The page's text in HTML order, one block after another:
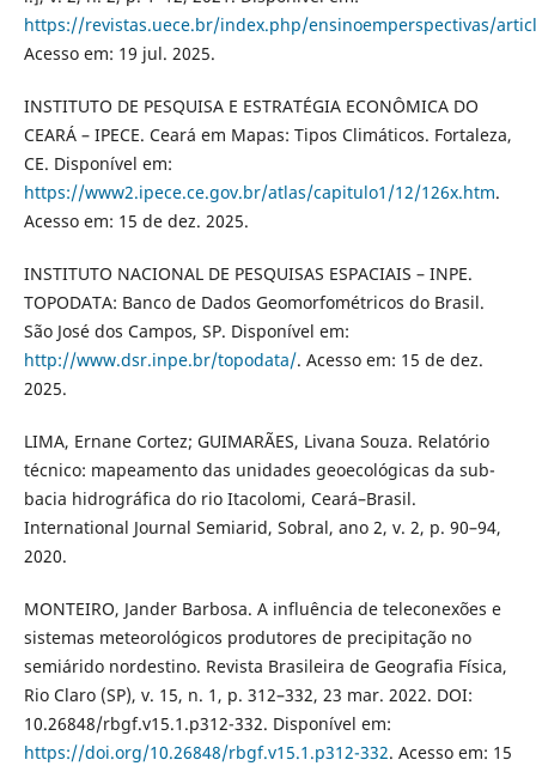
https://revistas.uece.br/index.php/ensinoemperspectivas/
Acesso em: 19 jul. 2025.
INSTITUTO DE PESQUISA E ESTRATÉGIA ECONÔMICA DO
CEARÁ – IPECE. Ceará em Mapas: Tipos Climáticos. Fortaleza,
CE. Disponível em:
https://www2.ipece.ce.gov.br/atlas/capitulo1/12/126x.htm.
Acesso em: 15 de dez. 2025.
INSTITUTO NACIONAL DE PESQUISAS ESPACIAIS – INPE.
TOPODATA: Banco de Dados Geomorfométricos do Brasil.
São José dos Campos, SP. Disponível em:
http://www.dsr.inpe.br/topodata/. Acesso em: 15 de dez.
2025.
LIMA, Ernane Cortez; GUIMARÃES, Livana Souza. Relatório
técnico: mapeamento das unidades geoecológicas da sub-
bacia hidrográfica do rio Itacolomi, Ceará–Brasil.
International Journal Semiarid, Sobral, ano 2, v. 2, p. 90–94,
2020.
MONTEIRO, Jander Barbosa. A influência de teleconexões e
sistemas meteorológicos produtores de precipitação no
semiárido nordestino. Revista Brasileira de Geografia Física,
Rio Claro (SP), v. 15, n. 1, p. 312–332, 23 mar. 2022. DOI:
10.26848/rbgf.v15.1.p312-332. Disponível em:
https://doi.org/10.26848/rbgf.v15.1.p312-332. Acesso em: 15